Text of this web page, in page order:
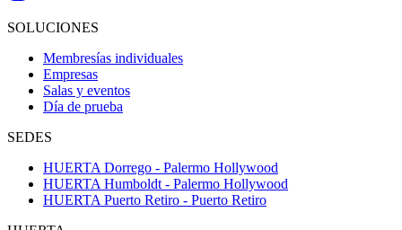
SOLUCIONES
Membresías individuales
Empresas
Salas y eventos
Día de prueba
SEDES
HUERTA Dorrego - Palermo Hollywood
HUERTA Humboldt - Palermo Hollywood
HUERTA Puerto Retiro - Puerto Retiro